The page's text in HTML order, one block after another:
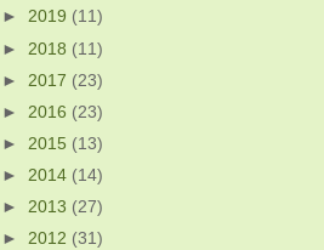
► 2019 (11)
► 2018 (11)
► 2017 (23)
► 2016 (23)
► 2015 (13)
► 2014 (14)
► 2013 (27)
► 2012 (31)